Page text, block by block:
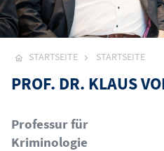
STARTSEITE STARTSEITE
PROF. DR. KLAUS
Professur für
Kriminologie